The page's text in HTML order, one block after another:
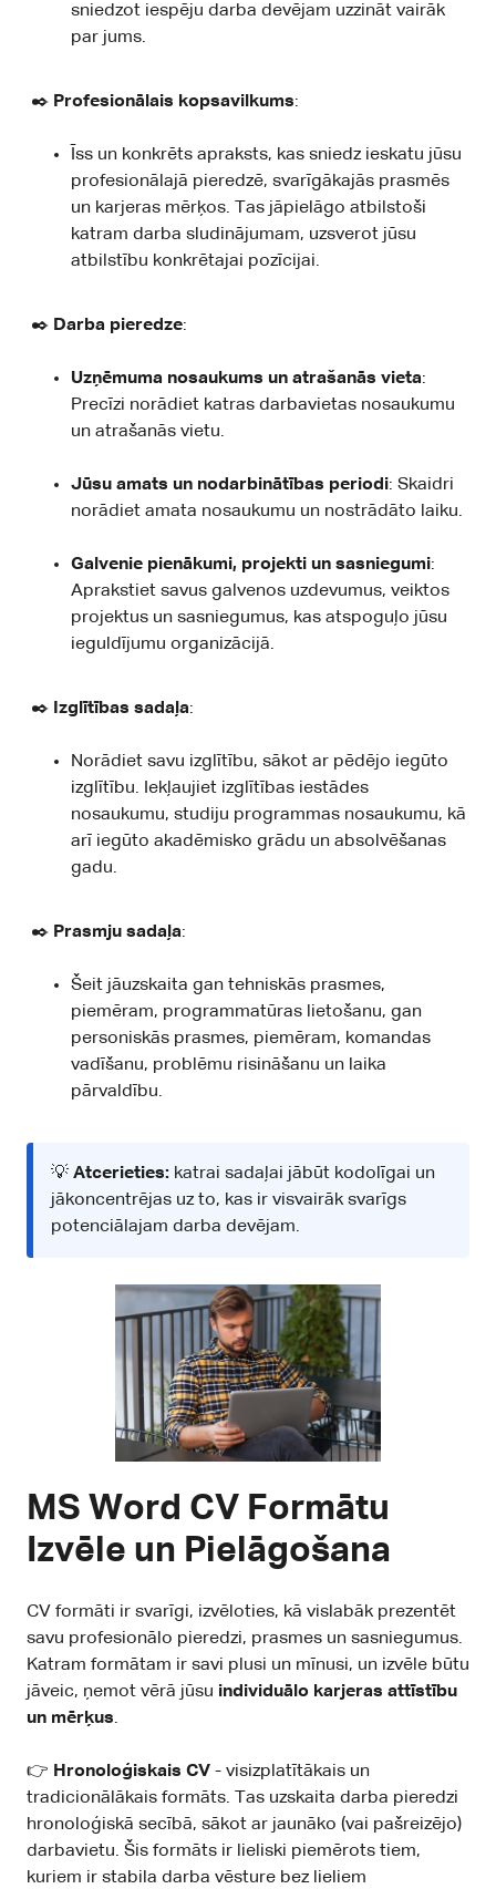
sniedzot iespēju darba devējam uzzināt vairāk
par jums.
✒️ Profesionālais kopsavilkums:
Īss un konkrēts apraksts, kas sniedz ieskatu jūsu
profesionālajā pieredzē, svarīgākajās prasmēs
un karjeras mērķos. Tas jāpielāgo atbilstoši
katram darba sludinājumam, uzsverot jūsu
atbilstību konkrētajai pozīcijai.
✒️ Darba pieredze:
Uzņēmuma nosaukums un atrašanās vieta:
Precīzi norādiet katras darbavietas nosaukumu
un atrašanās vietu.
Jūsu amats un nodarbinātības periodi: Skaidri
norādiet amata nosaukumu un nostrādāto laiku.
Galvenie pienākumi, projekti un sasniegumi:
Aprakstiet savus galvenos uzdevumus, veiktos
projektus un sasniegumus, kas atspoguļo jūsu
ieguldījumu organizācijā.
✒️ Izglītības sadaļa:
Norādiet savu izglītību, sākot ar pēdējo iegūto
izglītību. Iekļaujiet izglītības iestādes
nosaukumu, studiju programmas nosaukumu, kā
arī iegūto akadēmisko grādu un absolvēšanas
gadu.
✒️ Prasmju sadaļa:
Šeit jāuzskaita gan tehniskās prasmes,
piemēram, programmatūras lietošanu, gan
personiskās prasmes, piemēram, komandas
vadīšanu, problēmu risināšanu un laika
pārvaldību.
💡 Atcerieties: katrai sadaļai jābūt kodolīgai un
jākoncentrējas uz to, kas ir visvairāk svarīgs
potenciālajam darba devējam.
MS Word CV Formātu
Izvēle un Pielāgošana
CV formāti ir svarīgi, izvēloties, kā vislabāk prezentēt
savu profesionālo pieredzi, prasmes un sasniegumus.
Katram formātam ir savi plusi un mīnusi, un izvēle būtu
jāveic, ņemot vērā jūsu individuālo karjeras attīstību
un mērķus.
👉 Hronoloģiskais CV - visizplatītākais un
tradicionālākais formāts. Tas uzskaita darba pieredzi
hronoloģiskā secībā, sākot ar jaunāko (vai pašreizējo)
darbavietu. Šis formāts ir lieliski piemērots tiem,
kuriem ir stabila darba vēsture bez lieliem